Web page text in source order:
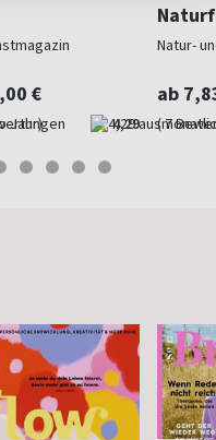
€
Jahr) 4,29
Natur-
ab